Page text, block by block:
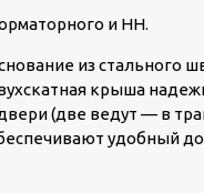
и НН.
из стального
крыша
(две ведут — в
удобный